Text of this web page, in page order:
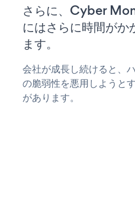
さらに、Cyber
にはさらに時間がか
ます。
会社が成長し続けると、
の脆弱性を悪用しようと
があります。